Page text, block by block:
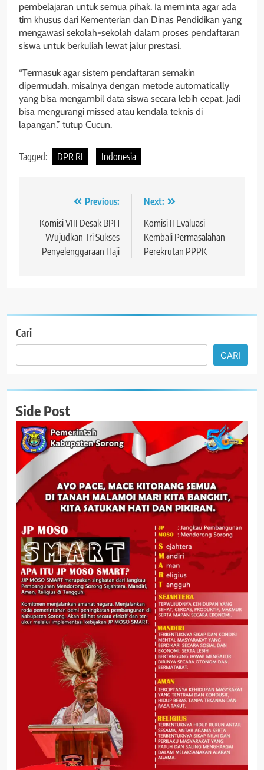
pembelajaran untuk semua pihak. Ia meminta agar ada
tim khusus dari Kementerian dan Dinas Pendidikan yang
mengawasi sekolah-sekolah dalam proses pendaftaran
siswa untuk berkuliah lewat jalur prestasi.
“Termasuk agar sistem pendaftaran semakin
dipermudah, misalnya dengan metode automatically
yang bisa mengambil data siswa secara lebih cepat. Jadi
bisa mengurangi missed atau kendala teknis di
lapangan,” tutup Cucun.
Tagged: DPR RI Indonesia
Navigasi
pos
Previous:
Komisi VIII Desak BPH
Wujudkan Tri Sukses
Penyelenggaraan Haji
Next:
Komisi II Evaluasi
Kembali Permasalahan
Perekrutan PPPK
Cari
CARI
Side Post